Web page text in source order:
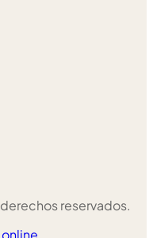
reservados.
online